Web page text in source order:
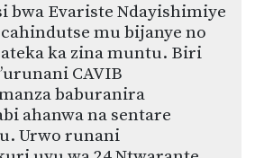
bwa Evariste Ndayishimiye
mu bijanye no
ka zina muntu. Biri
CAVIB
baburanira
ahanwa na sentare
Urwo runani